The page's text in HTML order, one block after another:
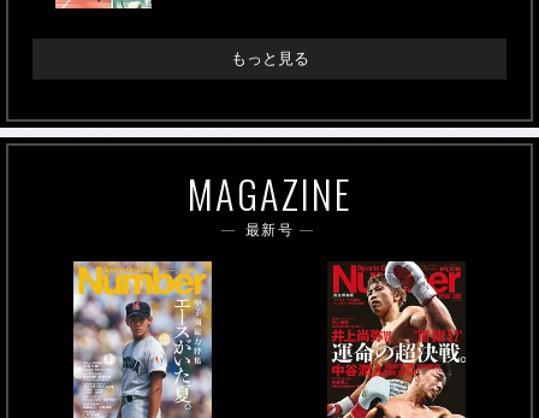
もっと見る
MAGAZINE
最新号